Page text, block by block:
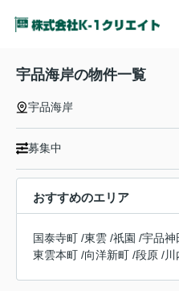
宇品海岸の物件一覧
宇品海岸
募集中
おすすめのエリア
国泰寺町 /東雲 /祇園 /宇品神
東雲本町 /向洋新町 /段原 /川